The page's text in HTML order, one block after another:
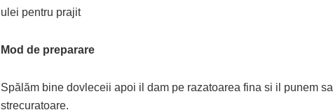
ulei pentru prajit
Mod de preparare
Spălăm bine dovleceii apoi il dam pe razatoarea fina si il punem
strecuratoare.